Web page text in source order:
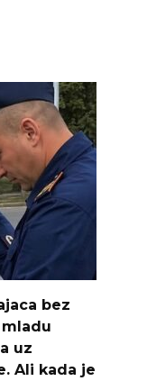
bez
uz
Ali kada je